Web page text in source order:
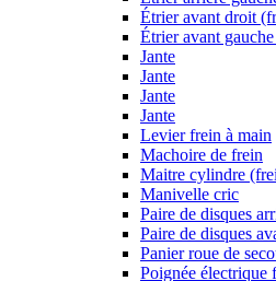
Étrier avant droit
Étrier avant
Jante
Jante
Jante
Jante
Levier frein à main
Machoire de frein
Maitre cylindre
Manivelle cric
Paire de disques
Paire de disques
Panier roue de
Poignée électrique